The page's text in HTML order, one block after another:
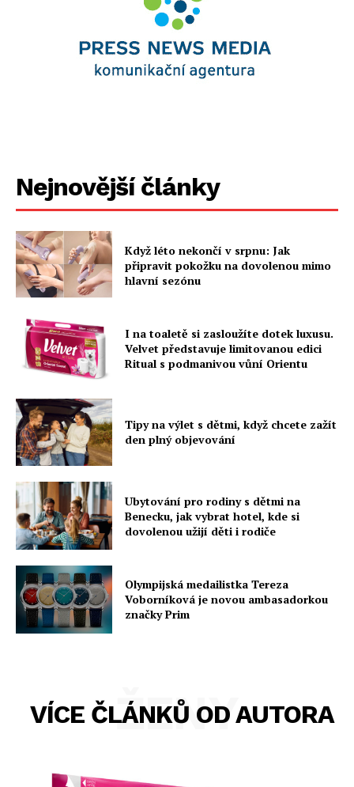
Nejnovější články
Když léto nekončí v srpnu: Jak
připravit pokožku na dovolenou mimo
hlavní sezónu
I na toaletě si zasloužíte dotek luxusu.
Velvet představuje limitovanou edici
Ritual s podmanivou vůní Orientu
Tipy na výlet s dětmi, když chcete zažít
den plný objevování
Ubytování pro rodiny s dětmi na
Benecku, jak vybrat hotel, kde si
dovolenou užijí děti i rodiče
Olympijská medailistka Tereza
Voborníková je novou ambasadorkou
značky Prim
VÍCE ČLÁNKŮ OD AUTORA
ŽENY